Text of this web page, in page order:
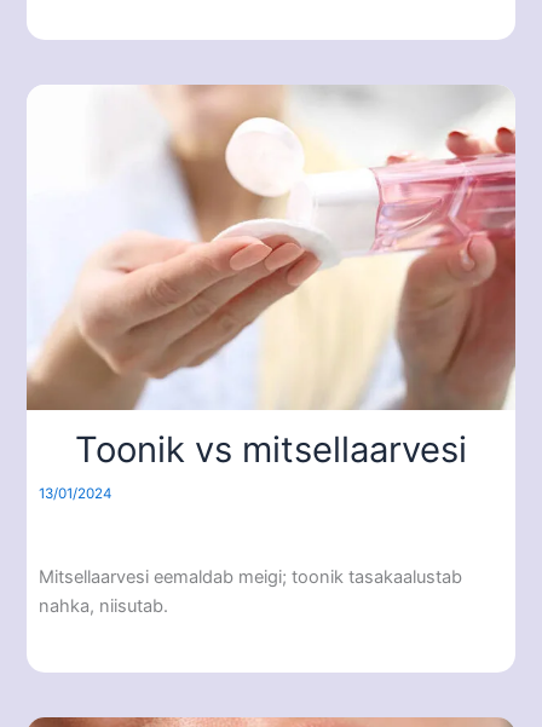
Toonik vs mitsellaarvesi
13/01/2024
Mitsellaarvesi eemaldab meigi; toonik tasakaalustab
nahka, niisutab.